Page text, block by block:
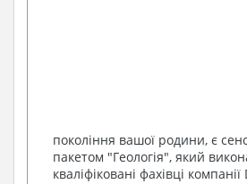
покоління вашої родини, є
пакетом "Геологія", який
кваліфіковані фахівці